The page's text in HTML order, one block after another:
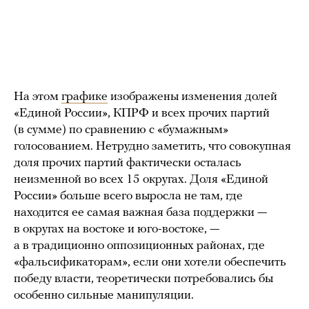
На этом графике изображены изменения долей
«Единой России», КПРФ и всех прочих партий
(в сумме) по сравнению с «бумажным»
голосованием. Нетрудно заметить, что совокупная
доля прочих партий фактически осталась
неизменной во всех 15 округах. Доля «Единой
России» больше всего выросла не там, где
находится ее самая важная база поддержки —
в округах на востоке и юго-востоке, —
а в традиционно оппозиционных районах, где
«фальсификаторам», если они хотели обеспечить
победу власти, теоретически потребовались бы
особенно сильные манипуляции.